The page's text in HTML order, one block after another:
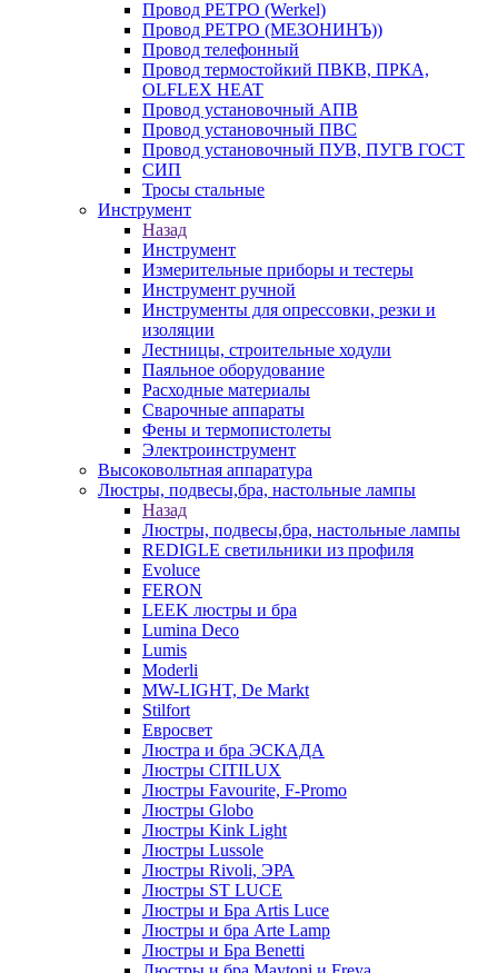
Провод РЕТРО (Werkel)
Провод РЕТРО (МЕЗОНИНЪ))
Провод телефонный
Провод термостойкий ПВКВ, ПРКА,
OLFLEX HEAT
Провод установочный АПВ
Провод установочный ПВС
Провод установочный ПУВ, ПУГВ ГОСТ
СИП
Тросы стальные
Инструмент
Назад
Инструмент
Измерительные приборы и тестеры
Инструмент ручной
Инструменты для опрессовки, резки и
изоляции
Лестницы, строительные ходули
Паяльное оборудование
Расходные материалы
Сварочные аппараты
Фены и термопистолеты
Электроинструмент
Высоковольтная аппаратура
Люстры, подвесы,бра, настольные лампы
Назад
Люстры, подвесы,бра, настольные лампы
REDIGLE светильники из профиля
Evoluce
FERON
LEEK люстры и бра
Lumina Deco
Lumis
Moderli
MW-LIGHT, De Markt
Stilfort
Евросвет
Люстра и бра ЭСКАДА
Люстры CITILUX
Люстры Favourite, F-Promo
Люстры Globo
Люстры Kink Light
Люстры Lussole
Люстры Rivoli, ЭРА
Люстры ST LUCE
Люстры и Бра Artis Luce
Люстры и бра Arte Lamp
Люстры и Бра Benetti